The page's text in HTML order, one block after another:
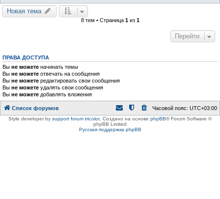
Новая тема
8 тем • Страница 1из 1
Перейти
ПРАВА ДОСТУПА
Вы не можете начинать темы
Вы не можете отвечать на сообщения
Вы не можете редактировать свои сообщения
Вы не можете удалять свои сообщения
Вы не можете добавлять вложения
Список форумов Часовой пояс: UTC+03:00
Style developer by support forum tricolor, Создано на основе phpBB® Forum Software ©
phpBB Limited
Русская поддержка phpBB